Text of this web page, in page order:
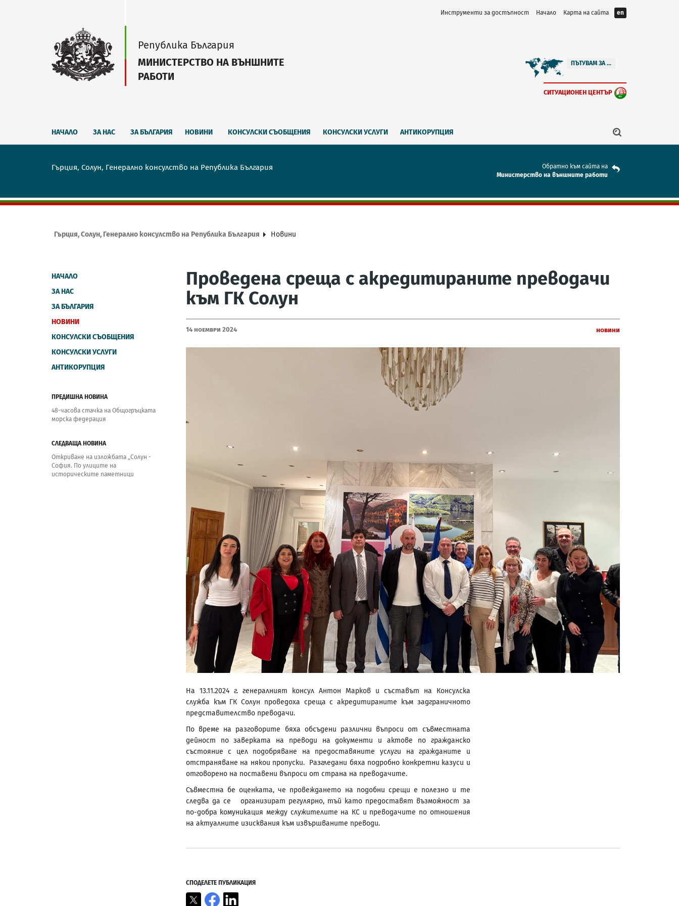
Инструменти за достъпност Начало Карта на сайта en
Република България
МИНИСТЕРСТВО НА ВЪНШНИТЕ
РАБОТИ
ПЪТУВАМ ЗА ...
СИТУАЦИОНЕН ЦЕНТЪР
НАЧАЛО ЗА НАС ЗА БЪЛГАРИЯ НОВИНИ КОНСУЛСКИ СЪОБЩЕНИЯ КОНСУЛСКИ УСЛУГИ АНТИКОРУПЦИЯ
Гърция, Солун, Генерално консулство на Република България
Обратно към сайта на
Mинистерство на външните работи
Гърция, Солун, Генерално консулство на Република България Новини
НАЧАЛО
ЗА НАС
ЗА БЪЛГАРИЯ
НОВИНИ
КОНСУЛСКИ СЪОБЩЕНИЯ
КОНСУЛСКИ УСЛУГИ
АНТИКОРУПЦИЯ
ПРЕДИШНА НОВИНА
48-часова стачка на Общогръцката
морска федерация
СЛЕДВАЩА НОВИНА
Откриване на изложбата „Солун -
София. По улиците на
историческите паметници
Проведена среща с акредитираните преводачи
към ГК Солун
14 Ноември 2024 Новини
На 13.11.2024 г. генералният консул Антон Марков и съставът на Консулска
служба към ГК Солун проведоха среща с акредитираните към задграничното
представителство преводачи.
По време на разговорите бяха обсъдени различни въпроси от съвместната
дейност по заверката на преводи на документи и актове по гражданско
състояние с цел подобряване на предоставяните услуги на гражданите и
отстраняване на някои пропуски. Разгледани бяха подробно конкретни казуси и
отговорено на поставени въпроси от страна на преводачите.
Съвместна бе оценката, че провеждането на подобни срещи е полезно и те
следва да се организират регулярно, тъй като предоставят възможност за
по-добра комуникация между служителите на КС и преводачите по отношения
на актуалните изисквания към извършваните преводи.
СПОДЕЛЕТЕ ПУБЛИКАЦИЯ
X Facebook